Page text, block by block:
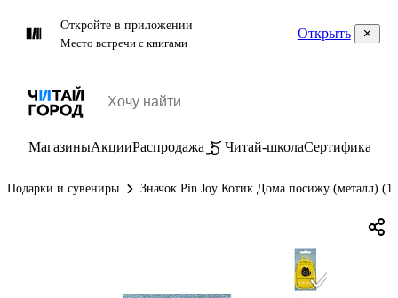
Откройте в приложении
Место встречи с книгами
Открыть
МагазиныАкцииРаспродажа Читай-школаСертификаты
Подарки и сувениры Значок Pin Joy Котик Дома посижу (металл)